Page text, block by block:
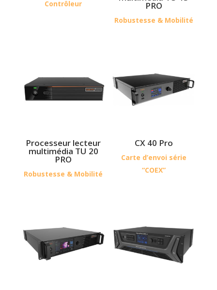
Contrôleur PRO
Robustesse & Mobilité
Processeur lecteur
multimédia TU 20
PRO
Robustesse & Mobilité
CX 40 Pro
Carte d’envoi série
“COEX”